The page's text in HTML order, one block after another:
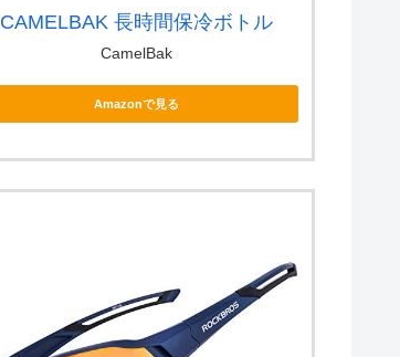
CAMELBAK 長時間保冷ボトル
CamelBak
Amazonで見る